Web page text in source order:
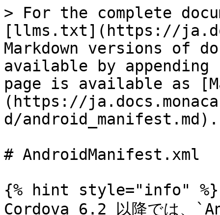
> For the complete
[llms.txt](https://
Markdown versions of
available by
page is available as
(https://
d/android_manifest.md).
# AndroidManifest.xml
{% hint style="info" %}
Cordova 6.2 以降では、